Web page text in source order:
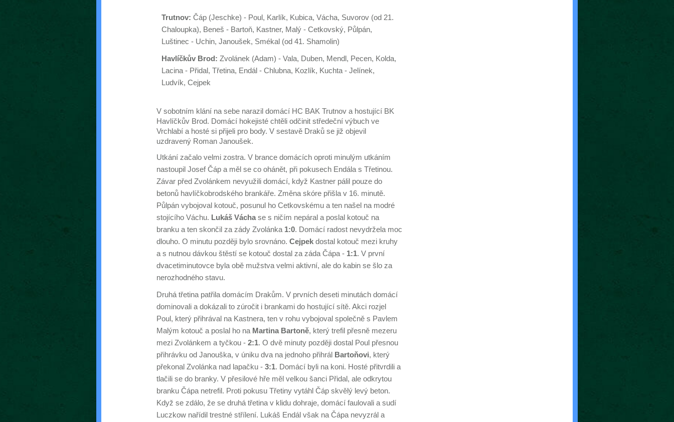
Trutnov: Čáp (Jeschke) - Poul, Karlík, Kubica, Vácha, Suvorov (od 21.
Chaloupka), Beneš - Bartoň, Kastner, Malý - Cetkovský, Půlpán,
Luštinec - Uchin, Janoušek, Smékal (od 41. Shamolin)
Havlíčkův Brod: Zvolánek (Adam) - Vala, Duben, Mendl, Pecen, Kolda,
Lacina - Přidal, Třetina, Endál - Chlubna, Kozlík, Kuchta - Jelínek,
Ludvík, Cejpek
V sobotním klání na sebe narazil domácí HC BAK Trutnov a hostující BK
Havlíčkův Brod. Domácí hokejisté chtěli odčinit středeční výbuch ve
Vrchlabí a hosté si přijeli pro body. V sestavě Draků se již objevil
uzdravený Roman Janoušek.
Utkání začalo velmi zostra. V brance domácích oproti minulým utkáním
nastoupil Josef Čáp a měl se co ohánět, při pokusech Endála s Třetinou.
Závar před Zvolánkem nevyužili domácí, když Kastner pálil pouze do
betonů havlíčkobrodského brankáře. Změna skóre přišla v 16. minutě.
Půlpán vybojoval kotouč, posunul ho Cetkovskému a ten našel na modré
stojícího Váchu. Lukáš Vácha se s ničím nepáral a poslal kotouč na
branku a ten skončil za zády Zvolánka 1:0. Domácí radost nevydržela moc
dlouho. O minutu později bylo srovnáno. Cejpek dostal kotouč mezi kruhy
a s nutnou dávkou štěstí se kotouč dostal za záda Čápa - 1:1. V první
dvacetiminutovce byla obě mužstva velmi aktivní, ale do kabin se šlo za
nerozhodného stavu.
Druhá třetina patřila domácím Drakům. V prvních deseti minutách domácí
dominovali a dokázali to zúročit i brankami do hostující sítě. Akci rozjel
Poul, který přihrával na Kastnera, ten v rohu vybojoval společně s Pavlem
Malým kotouč a poslal ho na Martina Bartoně, který trefil přesně mezeru
mezi Zvolánkem a tyčkou - 2:1. O dvě minuty později dostal Poul přesnou
přihrávku od Janouška, v úniku dva na jednoho přihrál Bartoňovi, který
překonal Zvolánka nad lapačku - 3:1. Domácí byli na koni. Hosté přitvrdili a
tlačili se do branky. V přesilové hře měl velkou šanci Přidal, ale odkrytou
branku Čápa netrefil. Proti pokusu Třetiny vytáhl Čáp skvělý levý beton.
Když se zdálo, že se druhá třetina v klidu dohraje, domácí faulovali a sudí
Luczkow nařídil trestné střílení. Lukáš Endál však na Čápa nevyzrál a